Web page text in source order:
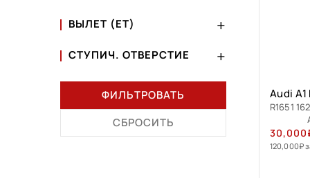
Audi
R1651
30,000
120,000₽
ВЫЛЕТ (ET)
СТУПИЧ. ОТВЕРСТИЕ
ФИЛЬТРОВАТЬ
СБРОСИТЬ